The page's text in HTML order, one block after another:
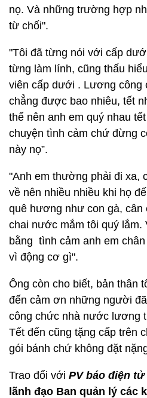
nọ. Và những trường hợp
từ chối".
"Tôi đã từng nói với cấp
từng làm lính, cũng thấu
viên cấp dưới . Lương công
chẳng được bao nhiêu, tết
thế nên anh em quý nhau
chuyện tình cảm chứ đừng
này nọ”.
"Anh em thường phải đi xa,
về nên nhiều nhiều khi họ
quê hương như con gà, cân
chai nước mắm tôi quý lắm.
bằng tình cảm anh em
vì động cơ gì".
Ông còn cho biết, bản thân
đến cảm ơn những người
công chức nhà nước lương
Tết đến cũng tặng cấp trên
gói bánh chứ không đặt
Trao đổi với PV báo điện
lãnh đạo Ban quản lý các